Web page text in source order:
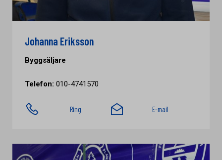
Johanna Eriksson
Byggsäljare
Telefon: 010-4741570
Ring E-mail